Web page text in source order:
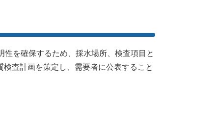
を確保するため、採水場所、検査項目と
査計画を策定し、需要者に公表すること